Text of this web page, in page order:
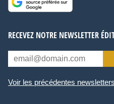
RECEVEZ NOTRE NEWSLETTER
Voir les précédentes newsletters